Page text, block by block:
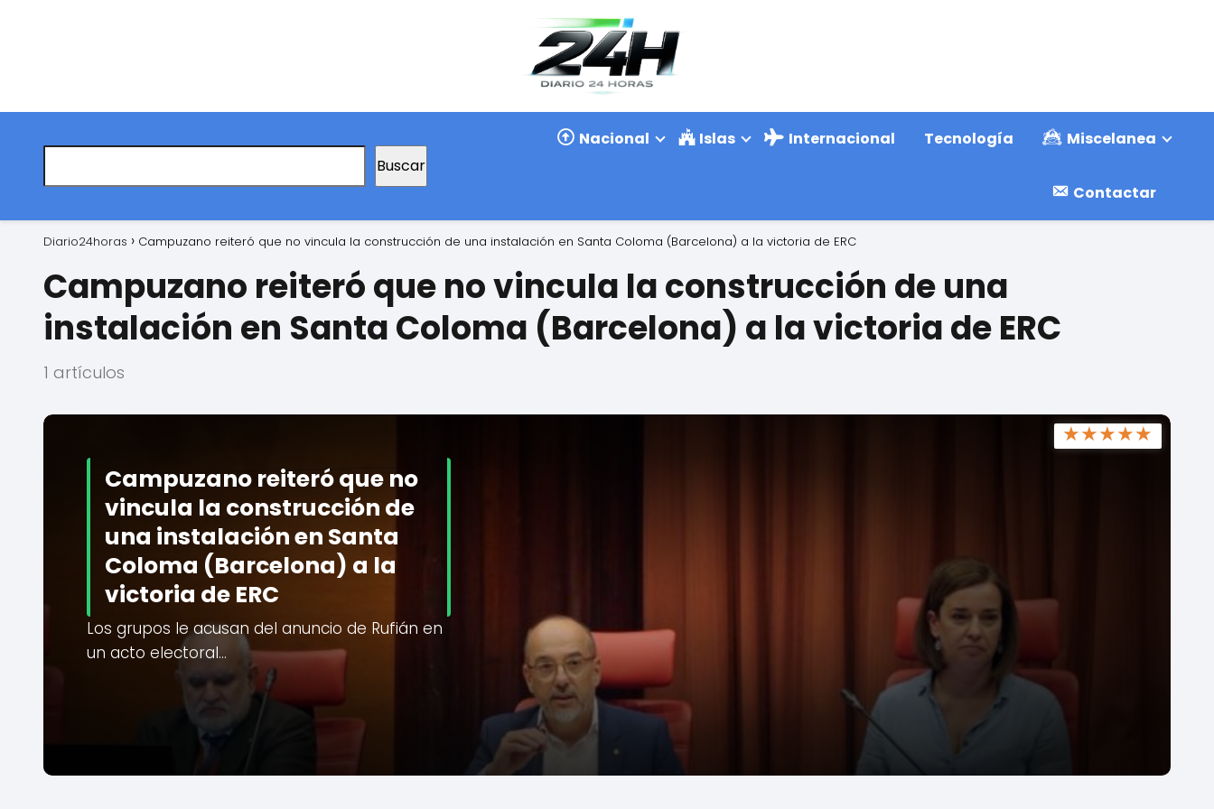
Buscar
Nacional Islas Internacional Tecnología Miscelanea
Contactar
Diario24horas Campuzano reiteró que no vincula la construcción de una instalación en Santa Coloma (Barcelona) a la victoria de ERC
Campuzano reiteró que no vincula la construcción de una
instalación en Santa Coloma (Barcelona) a la victoria de ERC
1 artículos
★★★★★
Campuzano reiteró que no
vincula la construcción de
una instalación en Santa
Coloma (Barcelona) a la
victoria de ERC
Los grupos le acusan del anuncio de Rufián en
un acto electoral…